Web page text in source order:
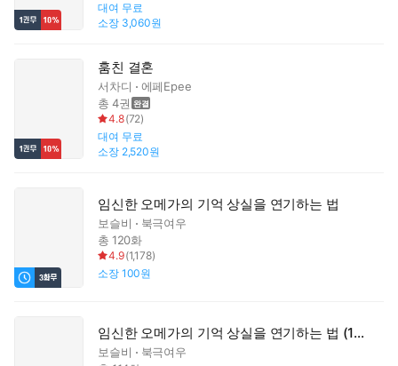
대여 무료
소장 3,060원
훔친 결혼
서차디
에페Epee
총 4권
4.8(72)
대여 무료
소장 2,520원
임신한 오메가의 기억 상실을 연기하는 법
보슬비
북극여우
총 120화
4.9(1,178)
소장 100원
임신한 오메가의 기억 상실을 연기하는 법 (15세 개정판)
보슬비
북극여우